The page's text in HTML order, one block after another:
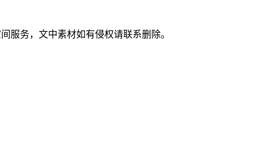
服务，文中素材如有侵权请联系删除。